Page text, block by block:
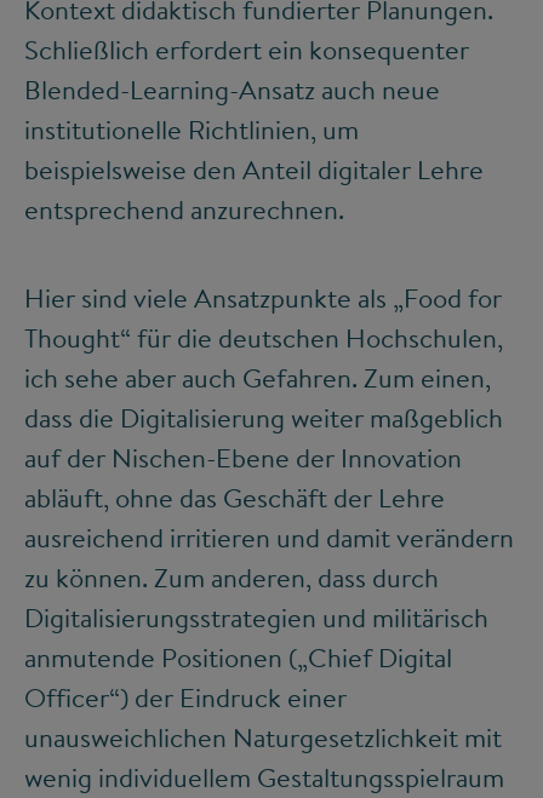
Kontext didaktisch fundierter Planungen.
Schließlich erfordert ein konsequenter
Blended-Learning-Ansatz auch neue
institutionelle Richtlinien, um
beispielsweise den Anteil digitaler Lehre
entsprechend anzurechnen.
Hier sind viele Ansatzpunkte als „Food for
Thought“ für die deutschen Hochschulen,
ich sehe aber auch Gefahren. Zum einen,
dass die Digitalisierung weiter maßgeblich
auf der Nischen-Ebene der Innovation
abläuft, ohne das Geschäft der Lehre
ausreichend irritieren und damit verändern
zu können. Zum anderen, dass durch
Digitalisierungsstrategien und militärisch
anmutende Positionen („Chief Digital
Officer“) der Eindruck einer
unausweichlichen Naturgesetzlichkeit mit
wenig individuellem Gestaltungsspielraum